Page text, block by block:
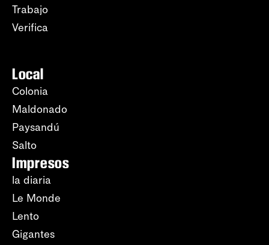
Trabajo
Verifica
Local
Colonia
Maldonado
Paysandú
Salto
Impresos
la diaria
Le Monde
Lento
Gigantes